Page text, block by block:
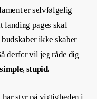
er selvfølgelig
landing pages skal
ikke skaber
derfor vil jeg råde dig
stupid.
styr på vigtigheden i